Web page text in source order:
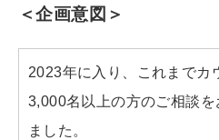
＜企画意図＞
2023年に入り、これまでカ
3,000名以上の方のご相談
ました。